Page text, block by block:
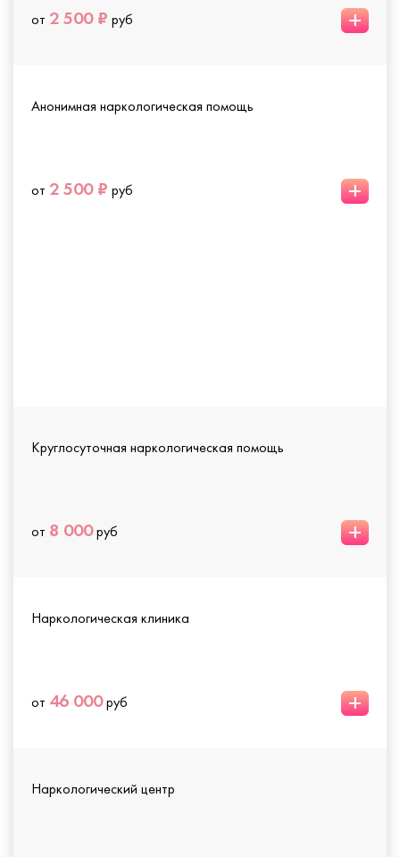
от 2 500 ₽ руб +
Анонимная наркологическая помощь
от 2 500 ₽ руб +
Круглосуточная наркологическая помощь
от 8 000руб +
Наркологическая клиника
от 46 000руб +
Наркологический центр